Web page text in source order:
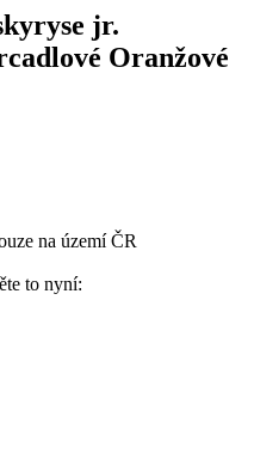
jr.
Oranžové
na území ČR
to nyní: